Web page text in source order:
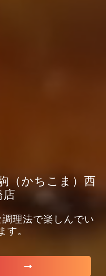
（かちこま）西
理法で楽しんでい
す。